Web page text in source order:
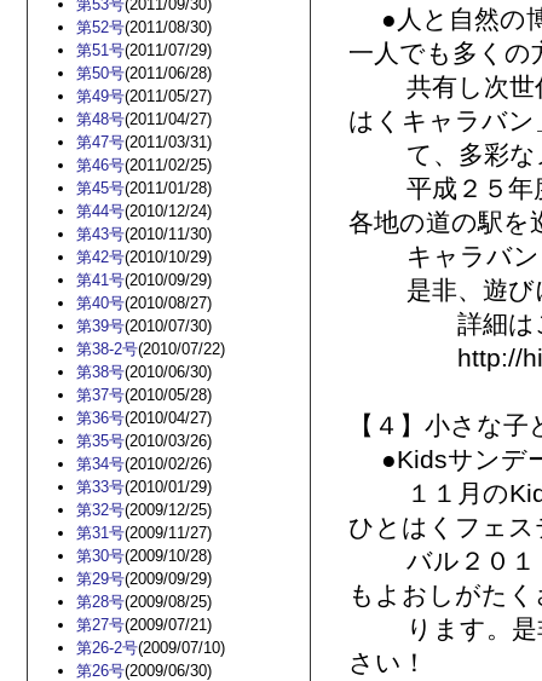
第53号(2011/09/30)
第52号(2011/08/30)
第51号(2011/07/29)
第50号(2011/06/28)
第49号(2011/05/27)
第48号(2011/04/27)
第47号(2011/03/31)
第46号(2011/02/25)
第45号(2011/01/28)
第44号(2010/12/24)
第43号(2010/11/30)
第42号(2010/10/29)
第41号(2010/09/29)
第40号(2010/08/27)
第39号(2010/07/30)
第38-2号(2010/07/22)
第38号(2010/06/30)
第37号(2010/05/28)
第36号(2010/04/27)
第35号(2010/03/26)
第34号(2010/02/26)
第33号(2010/01/29)
第32号(2009/12/25)
第31号(2009/11/27)
第30号(2009/10/28)
第29号(2009/09/29)
第28号(2009/08/25)
第27号(2009/07/21)
第26-2号(2009/07/10)
第26号(2009/06/30)
●人と自然の
一人でも多くの
共有し次世代
はくキャラバン
て、多彩なメ
平成２５年度
各地の道の駅を
キャラバン
是非、遊び
詳細はこ
http://
【４】小さな
●Kidsサンデ
１１月のKids
ひとはくフェス
バル２０１３
もよおしがた
ります。是非
さい！